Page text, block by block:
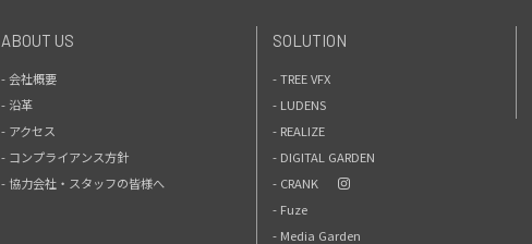
ABOUT US
- 会社概要
- 沿革
- アクセス
- コンプライアンス方針
- 協力会社・スタッフの皆様へ
SOLUTION
- TREE VFX
- LUDENS
- REALIZE
- DIGITAL GARDEN
- CRANK
- Fuze
- Media Garden